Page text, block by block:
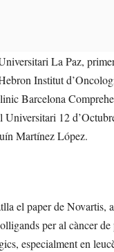
La Paz,
Institut
Barcelona
12
Martínez López.
el paper de Novartis,
per al càncer
especialment en